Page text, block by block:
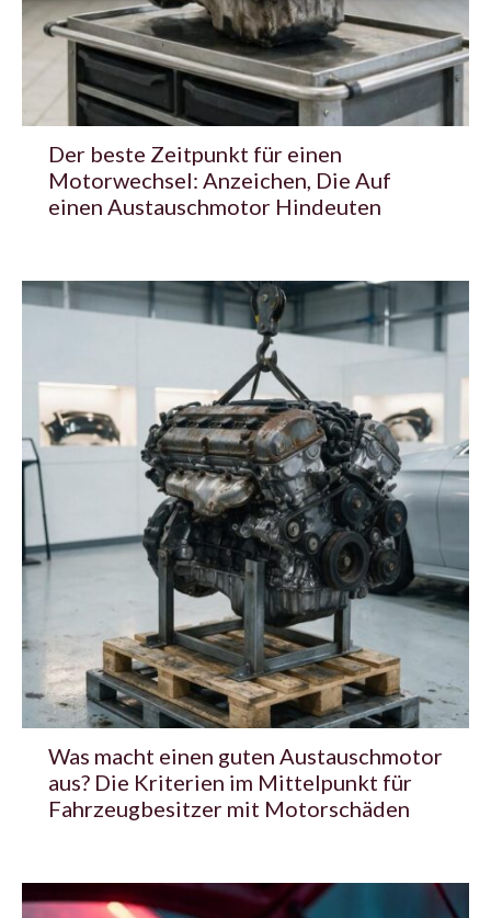
Der beste Zeitpunkt für einen
Motorwechsel: Anzeichen, Die Auf
einen Austauschmotor Hindeuten
Was macht einen guten Austauschmotor
aus? Die Kriterien im Mittelpunkt für
Fahrzeugbesitzer mit Motorschäden